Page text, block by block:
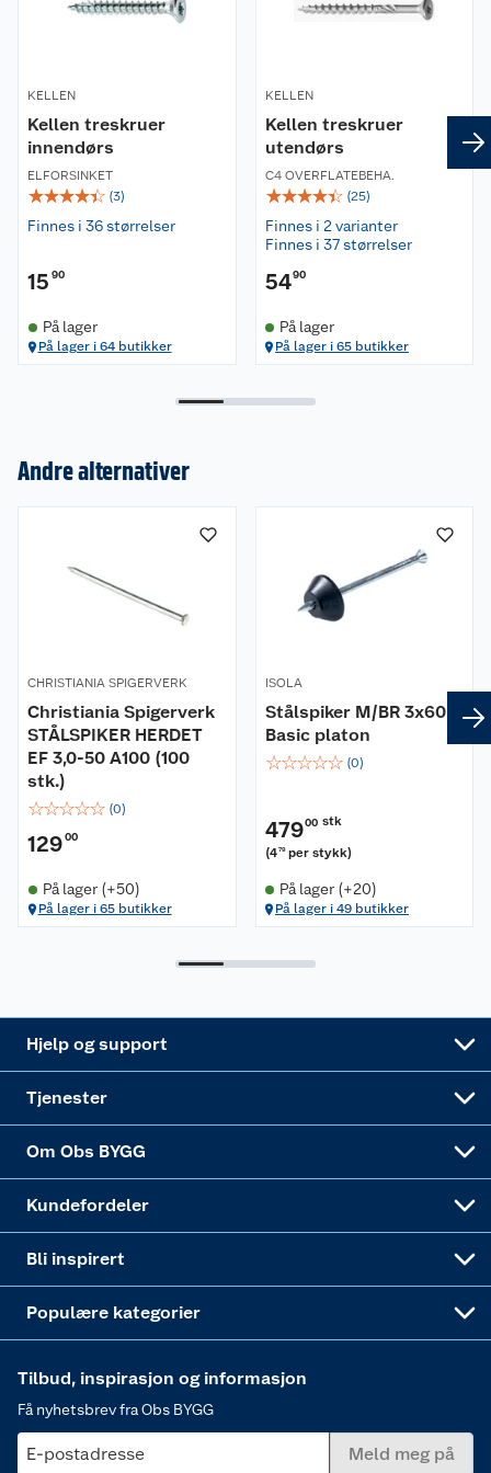
KELLEN
Kellen treskruer
innendørs
ELFORSINKET
☆☆☆☆☆ (3)
Finnes i 36 størrelser
15 90
På lager
På lager i 64 butikker
KELLEN
Kellen treskruer
utendørs
C4 OVERFLATEBEHA.
☆☆☆☆☆ (25)
Finnes i 2 varianter
Finnes i 37 størrelser
5490
På lager
På lager i 65 butikker
Andre alternativer
CHRISTIANIA SPIGERVERK
Christiania Spigerverk
STÅLSPIKER HERDET
EF 3,0-50 A100 (100
stk.)
☆☆☆☆☆ (0)
12900
På lager (+50)
På lager i 65 butikker
ISOLA
Stålspiker M/BR 3x60
Basic platon
☆☆☆☆☆ (0)
47900 stk
(4 79 per stykk)
På lager (+20)
På lager i 49 butikker
Hjelp og support
Retur- og angrerett
Reklamasjon
Ofte stilte spørsmål
Leveringstid
Tjenester
Leie tilhenger
Om Obs BYGG
Om oss
Våre merkevarer
Kjøpsvilkår
Personvern
Cookies
Bærekraft
Kundefordeler
Lavprisløfte
Åpent kjøp
Retur av el-avfall
Bli inspirert
Hageinspirasjon
Oppussing med utemaling
Oppussing med innemaling
Et varmere hjem
Populære kategorier
Gulv
Tilbud, inspirasjon og informasjon
Få nyhetsbrev fra Obs BYGG
E-postadresse Meld meg på